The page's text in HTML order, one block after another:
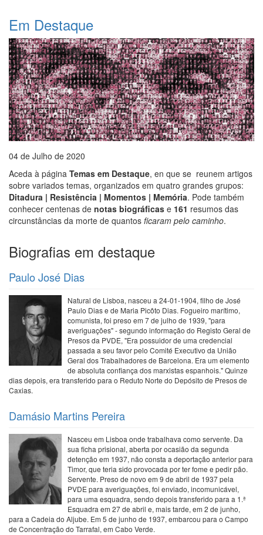
Em Destaque
04 de Julho de 2020
Aceda à página Temas em Destaque, en que se reunem artigos
sobre variados temas, organizados em quatro grandes grupos:
Ditadura | Resistência | Momentos | Memória. Pode também
conhecer centenas de notas biográficas e 161 resumos das
circunstâncias da morte de quantos ficaram pelo caminho.
Biografias em destaque
Paulo José Dias
Natural de Lisboa, nasceu a 24-01-1904, filho de José
Paulo Dias e de Maria Picôto Dias. Fogueiro marítimo,
comunista, foi preso em 7 de julho de 1939, "para
averiguações" - segundo informação do Registo Geral de
Presos da PVDE, "Era possuidor de uma credencial
passada a seu favor pelo Comité Executivo da União
Geral dos Trabalhadores de Barcelona. Era um elemento
de absoluta confiança dos marxistas espanhois." Quinze
dias depois, era transferido para o Reduto Norte do Depósito de Presos de
Caxias.
Damásio Martins Pereira
Nasceu em Lisboa onde trabalhava como servente. Da
sua ficha prisional, aberta por ocasião da segunda
detenção em 1937, não consta a deportação anterior para
Timor, que teria sido provocada por ter fome e pedir pão.
Servente. Preso de novo em 9 de abril de 1937 pela
PVDE para averiguações, foi enviado, incomunicável,
para uma esquadra, sendo depois transferido para a 1.ª
Esquadra em 27 de abril e, mais tarde, em 2 de junho,
para a Cadeia do Aljube. Em 5 de junho de 1937, embarcou para o Campo
de Concentração do Tarrafal, em Cabo Verde.